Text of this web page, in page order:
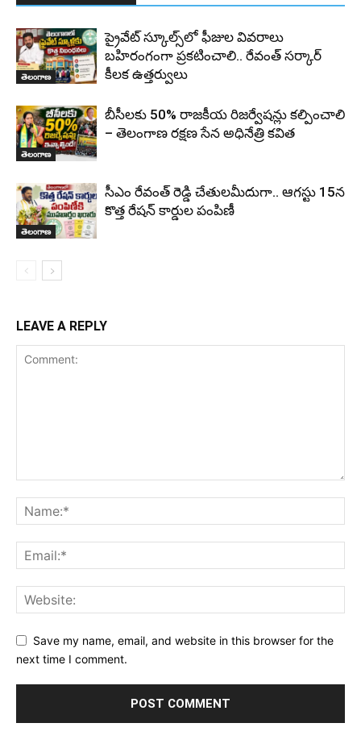
తెలంగాణ
ప్రైవేట్ స్కూల్స్‌లో ఫీజుల వివరాలు
బహిరంగంగా ప్రకటించాలి.. రేవంత్ సర్కార్
కీలక ఉత్తర్వులు
తెలంగాణ
బీసీలకు 50% రాజకీయ రిజర్వేషన్లు కల్పించాలి
– తెలంగాణ రక్షణ సేన అధినేత్రి కవిత
తెలంగాణ
సీఎం రేవంత్ రెడ్డి చేతులమీదుగా.. ఆగస్టు 15న
కొత్త రేషన్ కార్డుల పంపిణీ
LEAVE A REPLY
Save my name, email, and website in this browser for the
next time I comment.